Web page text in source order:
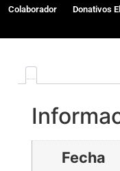
Colaborador Donativos
Fecha